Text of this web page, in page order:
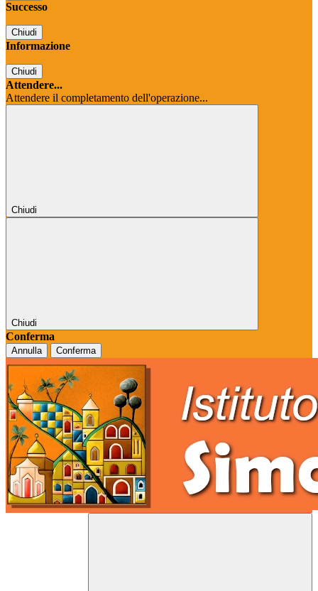
Successo
Chiudi
Informazione
Chiudi
Attendere...
Attendere il completamento dell'operazione...
Chiudi
Chiudi
Conferma
Annulla Conferma